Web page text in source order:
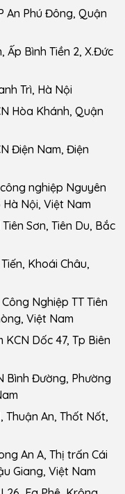
An Phú Đông, Quận
Ấp Bình Tiền 2, X.Đức
Trì, Hà Nội
Hòa Khánh, Quận
Điện Nam, Điện
nghiệp Nguyên
Nội, Việt Nam
Sơn, Tiên Du, Bắc
Khoái Châu,
Nghiệp TT Tiên
Việt Nam
Dốc 47, Tp Biên
Bình Đường, Phường
Thuận An, Thốt Nốt,
An A, Thị trấn Cái
Giang, Việt Nam